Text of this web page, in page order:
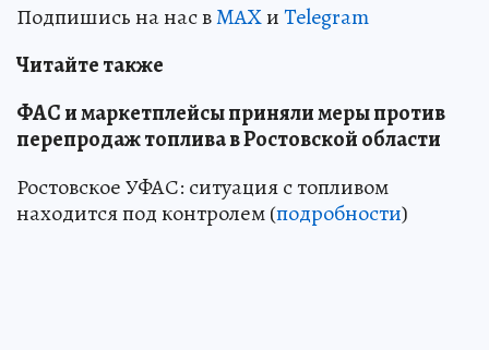
Подпишись на нас вMAXиTelegram
Читайте также
ФАС и маркетплейсы приняли меры против
перепродаж топлива в Ростовской области
Ростовское УФАС: ситуация с топливом
находится под контролем (подробности)